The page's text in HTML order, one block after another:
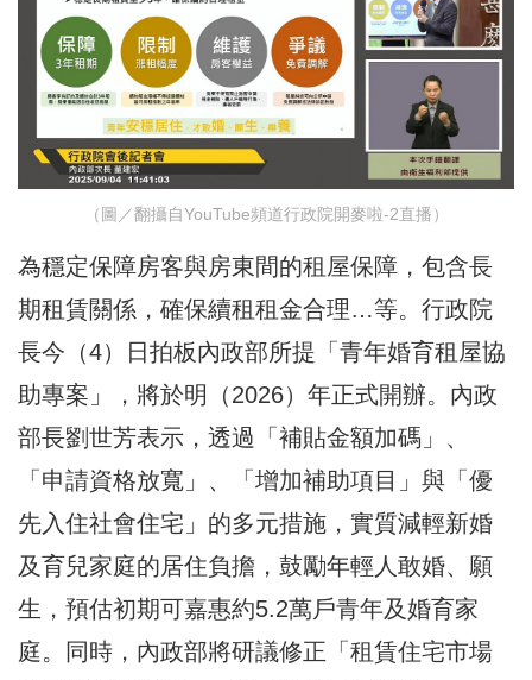
（圖／翻攝自YouTube頻道行政院開麥啦-2直播）
為穩定保障房客與房東間的租屋保障，包含長
期租賃關係，確保續租租金合理…等。行政院
長今（4）日拍板內政部所提「青年婚育租屋協
助專案」，將於明（2026）年正式開辦。內政
部長劉世芳表示，透過「補貼金額加碼」、
「申請資格放寬」、「增加補助項目」與「優
先入住社會住宅」的多元措施，實質減輕新婚
及育兒家庭的居住負擔，鼓勵年輕人敢婚、願
生，預估初期可嘉惠約5.2萬戶青年及婚育家
庭。同時，內政部將研議修正「租賃住宅市場